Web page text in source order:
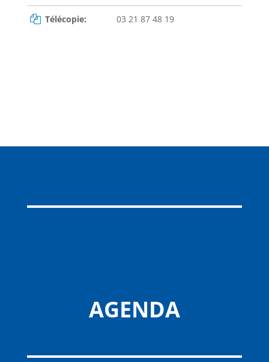
Télécopie: 03 21 87 48 19
AGENDA